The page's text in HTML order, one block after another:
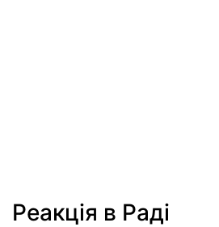
Реакція в Раді